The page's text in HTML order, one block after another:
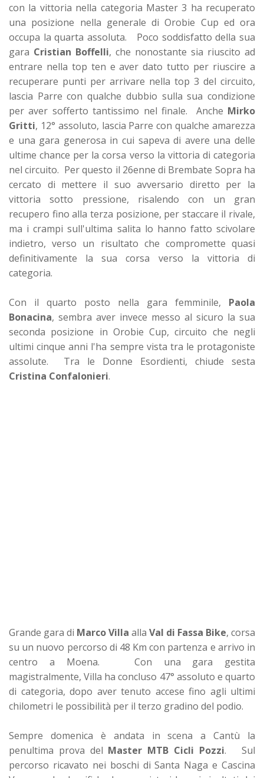
con la vittoria nella categoria Master 3 ha recuperato
una posizione nella generale di Orobie Cup ed ora
occupa la quarta assoluta. Poco soddisfatto della sua
gara Cristian Boffelli, che nonostante sia riuscito ad
entrare nella top ten e aver dato tutto per riuscire a
recuperare punti per arrivare nella top 3 del circuito,
lascia Parre con qualche dubbio sulla sua condizione
per aver sofferto tantissimo nel finale. Anche Mirko
Gritti, 12° assoluto, lascia Parre con qualche amarezza
e una gara generosa in cui sapeva di avere una delle
ultime chance per la corsa verso la vittoria di categoria
nel circuito. Per questo il 26enne di Brembate Sopra ha
cercato di mettere il suo avversario diretto per la
vittoria sotto pressione, risalendo con un gran
recupero fino alla terza posizione, per staccare il rivale,
ma i crampi sull'ultima salita lo hanno fatto scivolare
indietro, verso un risultato che compromette quasi
definitivamente la sua corsa verso la vittoria di
categoria.
Con il quarto posto nella gara femminile, Paola
Bonacina, sembra aver invece messo al sicuro la sua
seconda posizione in Orobie Cup, circuito che negli
ultimi cinque anni l'ha sempre vista tra le protagoniste
assolute. Tra le Donne Esordienti, chiude sesta
Cristina Confalonieri.
Grande gara di Marco Villa alla Val di Fassa Bike, corsa
su un nuovo percorso di 48 Km con partenza e arrivo in
centro a Moena. Con una gara gestita
magistralmente, Villa ha concluso 47° assoluto e quarto
di categoria, dopo aver tenuto accese fino agli ultimi
chilometri le possibilità per il terzo gradino del podio.
Sempre domenica è andata in scena a Cantù la
penultima prova del Master MTB Cicli Pozzi. Sul
percorso ricavato nei boschi di Santa Naga e Cascina